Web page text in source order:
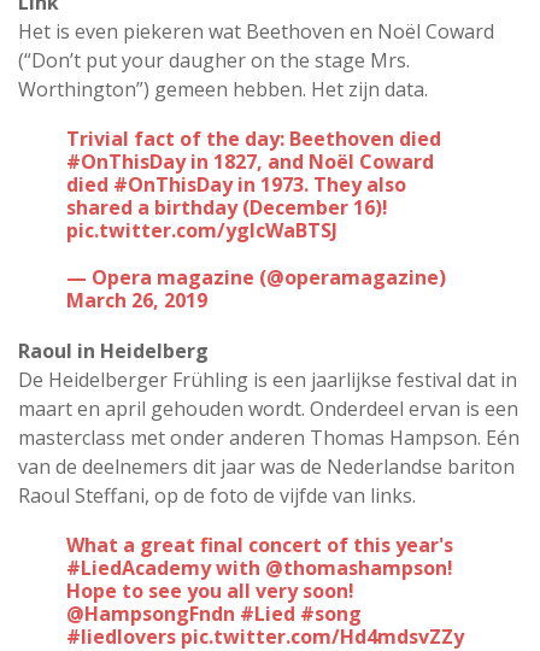
Het is even piekeren wat Beethoven en Noël Coward
(“Don’t put your daugher on the stage Mrs.
Worthington”) gemeen hebben. Het zijn data.
Trivial fact of the day: Beethoven died
#OnThisDayin 1827, and Noël Coward
died #OnThisDayin 1973. They also
shared a birthday (December 16)!
pic.twitter.com/ygIcWaBTSJ
— Opera magazine (@operamagazine)
March 26, 2019
Raoul in Heidelberg
De Heidelberger Frühling is een jaarlijkse festival dat in
maart en april gehouden wordt. Onderdeel ervan is een
masterclass met onder anderen Thomas Hampson. Eén
van de deelnemers dit jaar was de Nederlandse bariton
Raoul Steffani, op de foto de vijfde van links.
What a great final concert of this year's
#LiedAcademywith @thomashampson!
Hope to see you all very soon!
@HampsongFndn #Lied #song
#liedlovers pic.twitter.com/Hd4mdsvZZy